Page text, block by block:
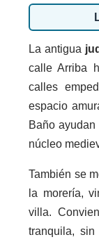
La antigua
calle Arriba
calles
espacio
Baño
núcleo
También se
la morería,
villa.
tranquila,